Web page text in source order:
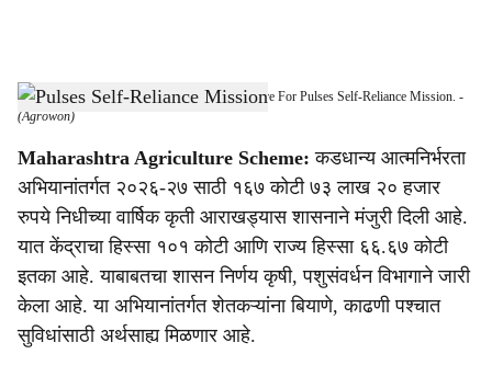
h
a
r
e
Maharashtra Government Approves Rs167 Crore For Pulses Self-Reliance Mission. -
(Agrowon)
Maharashtra Agriculture Scheme:कडधान्य आत्मनिर्भरता
अभियानांतर्गत २०२६-२७ साठी १६७ कोटी ७३ लाख २० हजार
रुपये निधीच्या वार्षिक कृती आराखड्यास शासनाने मंजुरी दिली आहे.
यात केंद्राचा हिस्सा १०१ कोटी आणि राज्य हिस्सा ६६.६७ कोटी
इतका आहे. याबाबतचा शासन निर्णय कृषी, पशुसंवर्धन विभागाने जारी
केला आहे. या अभियानांतर्गत शेतकऱ्यांना बियाणे, काढणी पश्चात
सुविधांसाठी अर्थसाह्य मिळणार आहे.